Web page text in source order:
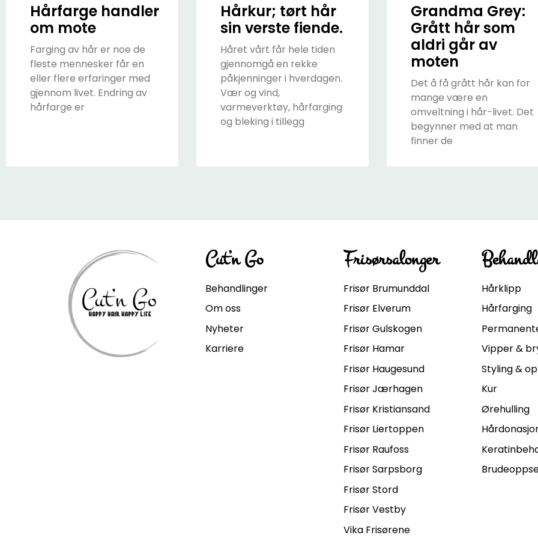
Hårfarge handler
om mote
Farging av hår er noe de
fleste mennesker får en
eller flere erfaringer med
gjennom livet. Endring av
hårfarge er
Hårkur; tørt hår
sin verste fiende.
Håret vårt får hele tiden
gjennomgå en rekke
påkjenninger i hverdagen.
Vær og vind,
varmeverktøy, hårfarging
og bleking i tillegg
Grandma Grey:
Grått hår som
aldri går av
moten
Det å få grått hår kan for
mange være en
omveltning i hår-livet. Det
begynner med at man
finner de
Cut’n Go
Behandlinger
Om oss
Nyheter
Karriere
Frisørsalonger
Frisør Brumunddal
Frisør Elverum
Frisør Gulskogen
Frisør Hamar
Frisør Haugesund
Frisør Jærhagen
Frisør Kristiansand
Frisør Liertoppen
Frisør Raufoss
Frisør Sarpsborg
Frisør Stord
Frisør Vestby
Vika Frisørene
Hårklipp
Hårfarging
Vipper &
Styling &
Kur
Ørehulling